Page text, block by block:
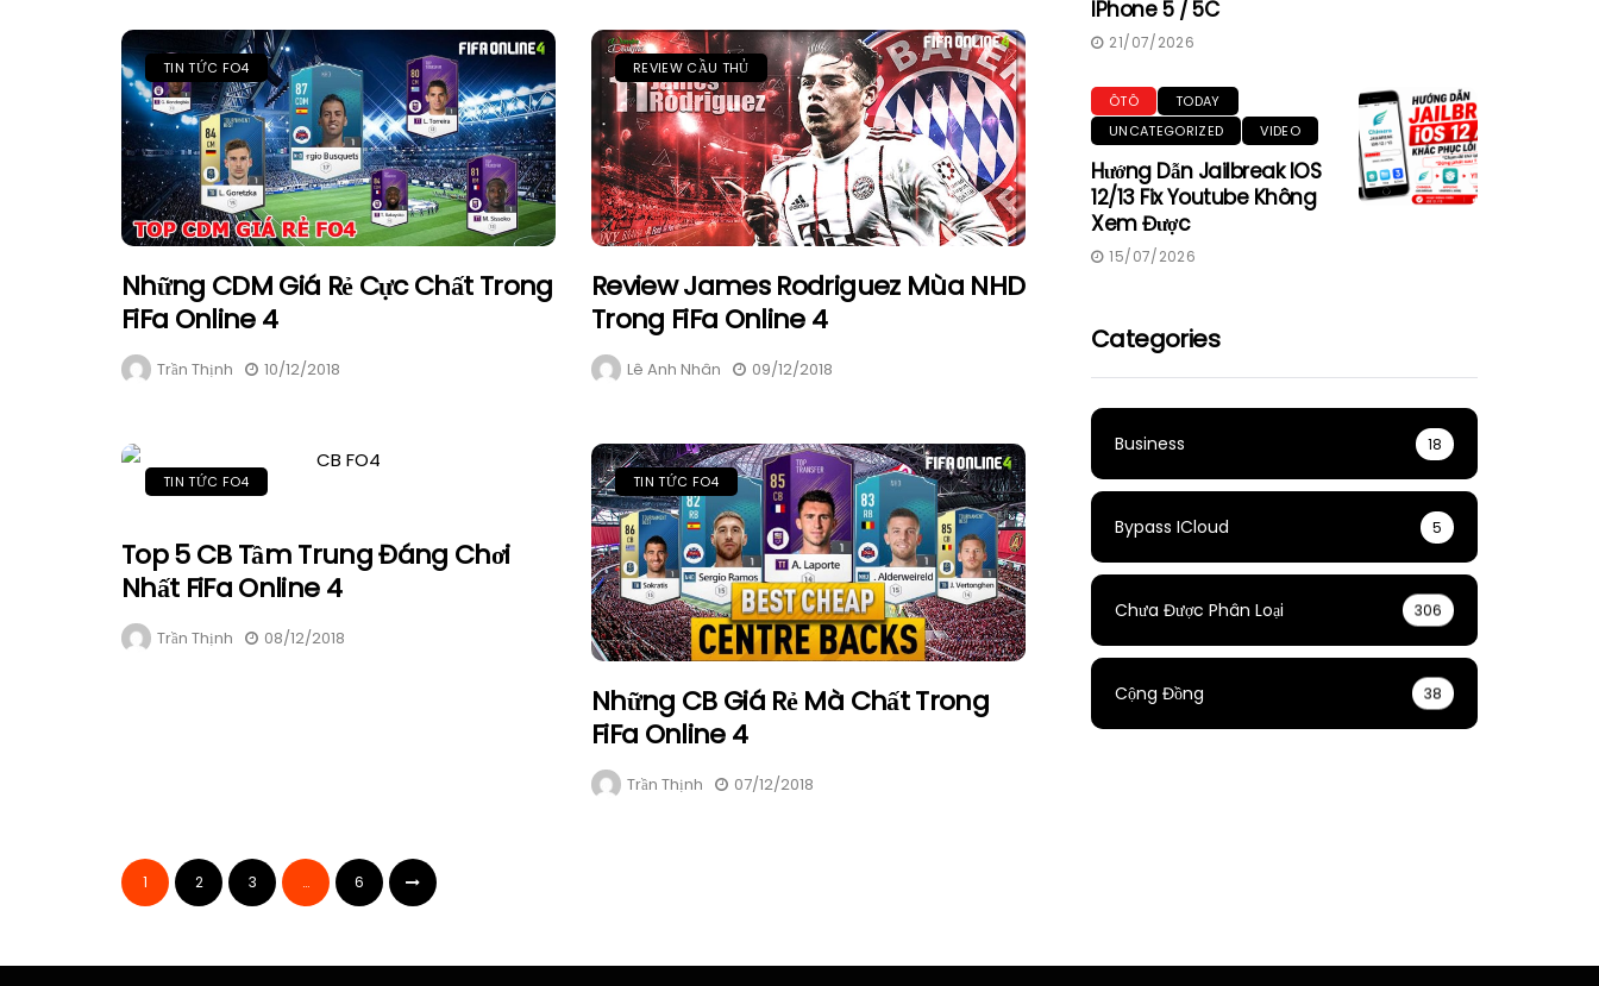
TIN TỨC FO4
Những CDM Giá Rẻ Cực Chất Trong
FiFa Online 4
Trần Thịnh 10/12/2018
REVIEW CẦU THỦ
Review James Rodriguez Mùa NHD
Trong FiFa Online 4
Lê Anh Nhân 09/12/2018
TIN TỨC FO4
Top 5 CB Tầm Trung Đáng Chơi
Nhất FiFa Online 4
Trần Thịnh 08/12/2018
TIN TỨC FO4
Những CB Giá Rẻ Mà Chất Trong
FiFa Online 4
Trần Thịnh 07/12/2018
1 2 3 … 6
IPhone 5 / 5C
21/07/2026
ÔTÔ
TODAY
UNCATEGORIZED
VIDEO
Hướng Dẫn Jailbreak IOS
12/13 Fix Youtube Không
Xem Được
15/07/2026
Categories
Business 18
Bypass ICloud 5
Chưa Được Phân Loại 306
Cộng Đồng 38